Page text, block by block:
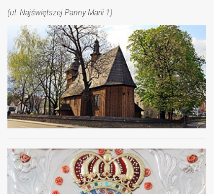
(ul. Najświętszej Panny Marii 1)